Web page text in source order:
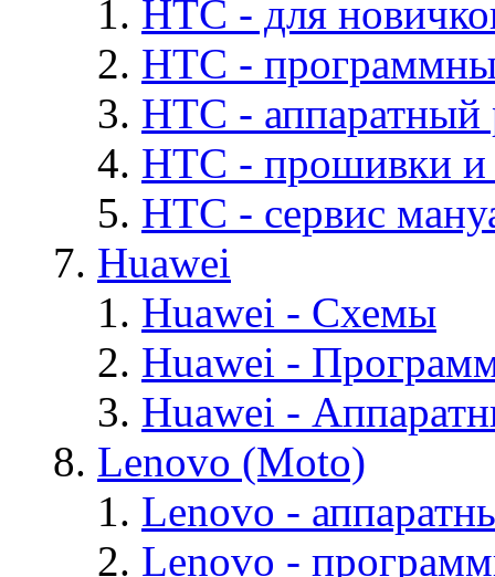
HTC - для
HTC -
HTC - аппаратный
HTC - прошивки
HTC - cервис
Huawei
Huawei - Cхемы
Huawei -
Huawei -
Lenovo (Moto)
Lenovo -
Lenovo -